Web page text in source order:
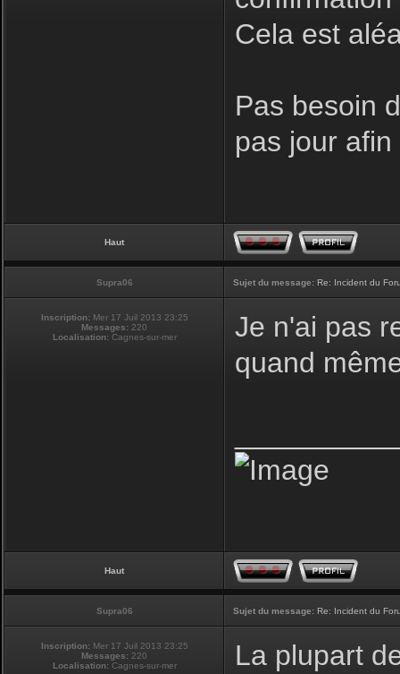
Cela est
Pas besoin
pas jour
Haut
Supra06 Sujet du message: Re: Incident du
Inscription: Mer 17 Juil 2013 23:25
Messages: 220
Localisation:Cagnes-sur-mer
Je n'ai pas
quand
Haut
Supra06 Sujet du message: Re: Incident du
Inscription: Mer 17 Juil 2013 23:25
Messages: 220
Localisation:Cagnes-sur-mer
La plupart